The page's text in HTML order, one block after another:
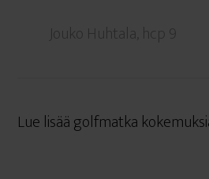
Jouko Huhtala, hcp 9
Lue lisää golfmatka